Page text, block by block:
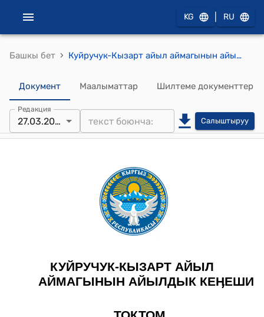
KG RU
Башкы бет › Куйручук-Кызарт айыл аймагынын айылдык кеңешинин 2025-жылдын 27-мартындагы № 4/4 "Куйручук-Кызарт айыл аймагынын Кызарт айылындагы ҮДТ №2 нин УЗИ кызматтарынын баасын бекитүү жана женилдиктерди берүү жѳнүндѳ" Токтому
Документ Маалыматтар Шилтеме документтер
Редакция
27.03.2025 Салыштыруу